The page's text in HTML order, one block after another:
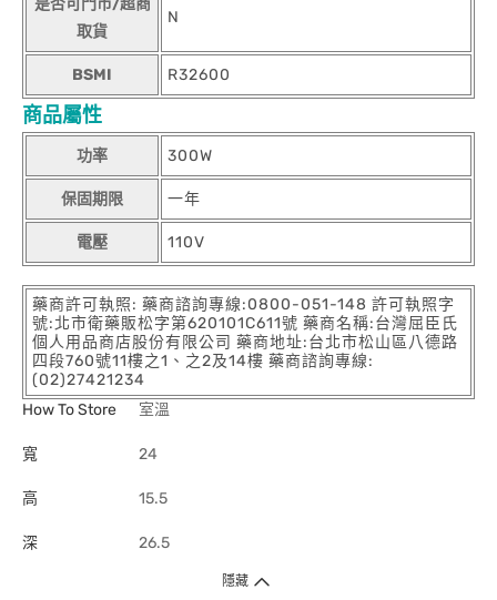
取貨
N
BSMI R32600
商品屬性
功率 300W
保固期限 一年
電壓 110V
藥商許可執照: 藥商諮詢專線:0800-051-148 許可執照字
號:北市衛藥販松字第620101C611號 藥商名稱:台灣屈臣氏
個人用品商店股份有限公司 藥商地址:台北市松山區八德路
四段760號11樓之1、之2及14樓 藥商諮詢專線:
(02)27421234
How To Store
室溫
寬 24
高 15.5
深 26.5
隱藏